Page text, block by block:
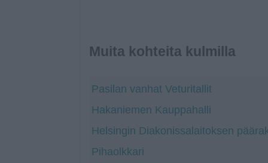
Muita kohteita kulmilla
Pasilan vanhat Veturitallit
Hakaniemen Kauppahalli
Helsingin Diakonissalaitoksen
Pihaolkkari